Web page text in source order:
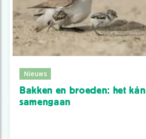
Nieuws
Bakken en broeden: het kán
samengaan